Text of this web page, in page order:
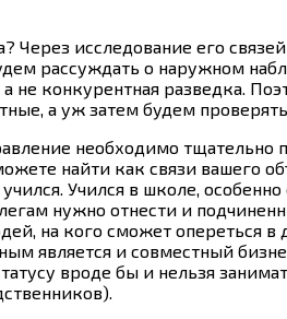
исследование его
рассуждать о наружном
разведка.
а уж затем будем
необходимо тщательно
найти как связи вашего
Учился в школе, особенно
нужно отнести и
на кого сможет опереться
является и совместный
вроде бы и нельзя